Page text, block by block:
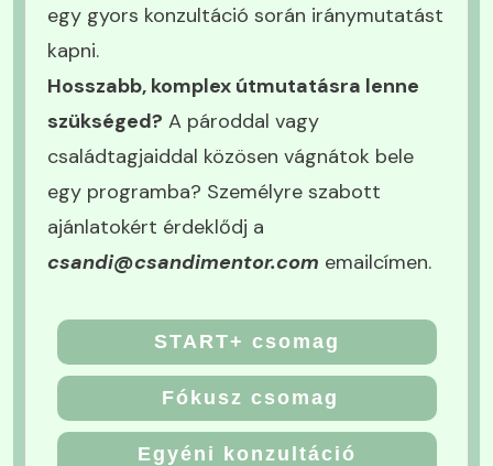
egy gyors konzultáció során iránymutatást
kapni.
Hosszabb, komplex útmutatásra lenne
szükséged? A pároddal vagy
családtagjaiddal közösen vágnátok bele
egy programba? Személyre szabott
ajánlatokért érdeklődj a
csandi@csandimentor.com emailcímen.
START+ csomag
Fókusz csomag
Egyéni konzultáció